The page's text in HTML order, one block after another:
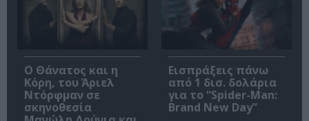
Ο Θάνατος και η
Κόρη, του Άριελ
Ντόρφμαν σε
σκηνοθεσία
Εισπράξεις πάνω
από 1 δισ. δολάρια
για το “Spider-Man:
Brand New Day”